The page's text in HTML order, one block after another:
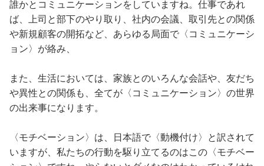
誰かとコミュニケーションをしていますね。仕事であれ
ば、上司と部下のやり取り、社内の会議、取引先との関係
や新規顧客の開拓など、あらゆる局面で〈コミュニケーシ
ョン〉が絡み、
また、生活においては、家族とのいろんな会話や、友だち
や異性との関係も、全てが〈コミュニケーション〉の世界
の出来事になります。
〈モチベーション〉は、日本語で〈動機付け〉と訳されて
いますが、私たちの行動を駆り立てるのはこの〈モチベー